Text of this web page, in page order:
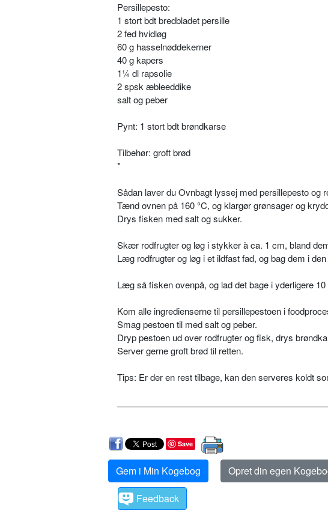
Persillepesto:
1 stort bdt bredbladet persille
2 fed hvidløg
60 g hasselnøddekerner
40 g kapers
1¼ dl rapsolie
2 spsk æbleeddike
salt og peber
Pynt: 1 stort bdt brøndkarse
Tilbehør: groft brød
*
Sådan laver du Ovnbagt lyssej med persillepesto og
Tænd ovnen på 160 °C, og klargør grønsager og
Drys fisken med salt og sukker.
Skær rodfrugter og løg i stykker à ca. 1 cm, bland
Læg rodfrugter og løg i et ildfast fad, og bag dem i
Læg så fisken ovenpå, og lad det bage i yderligere 10
Kom alle ingredienserne til persillepestoen i
Smag pestoen til med salt og peber.
Dryp pestoen ud over rodfrugter og fisk, drys
Server gerne groft brød til retten.
Tips: Er der en rest tilbage, kan den serveres koldt
Save
Gem i Min Kogebog Opret din egen
Feedback